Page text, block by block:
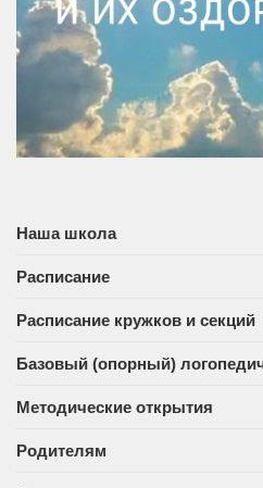
Наша школа
Расписание
Расписание кружков и секций
Базовый (опорный)
Методические открытия
Родителям